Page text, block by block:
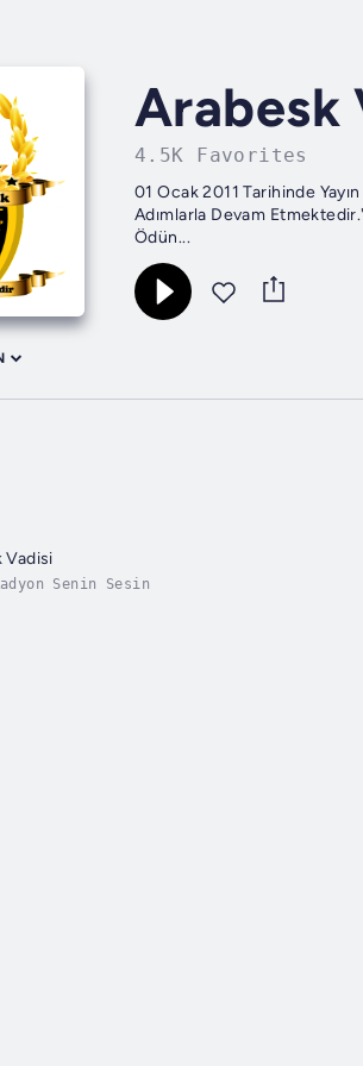
Arabesk
4.5K Favorites
01 Ocak 2011 Tarihinde
Adımlarla Devam
Ödün...
Vadisi
Senin Sesin